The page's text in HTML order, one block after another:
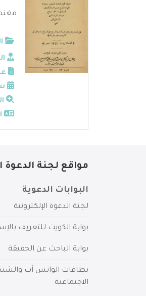
...
مواقع لجنة الدعوة
البوابات الدعوية
لجنة الدعوة الإلكترونية
بوابة الكويت للتعريف
بوابة الباحث عن الحقيقة
بطاقات الواتس آب
الاجتماعية